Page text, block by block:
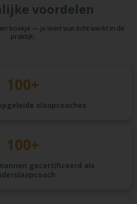
voordelen
boekje — je leert wat écht werkt in de
praktijk.
100+
slaapcoaches
100+
gecertificeerd als